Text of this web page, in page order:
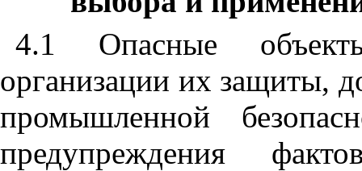
4.1 Опасные
организации их защиты,
промышленной
предупреждения